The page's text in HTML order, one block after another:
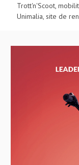
Trott'n'Scoot,
Unimalia, site de